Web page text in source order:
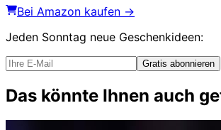
Bei Amazon kaufen →
Jeden Sonntag neue Geschenkideen:
Gratis abonnieren
Das könnte Ihnen auch